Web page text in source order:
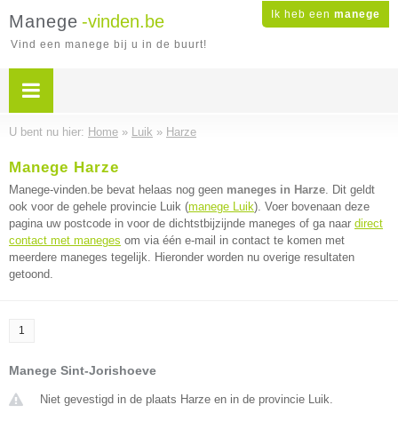
Ik heb een manege
Manege -vinden.be
Vind een manege bij u in de buurt!
U bent nu hier: Home » Luik » Harze
Manege Harze
Manege-vinden.be bevat helaas nog geen maneges in Harze. Dit geldt
ook voor de gehele provincie Luik (manege Luik). Voer bovenaan deze
pagina uw postcode in voor de dichtstbijzijnde maneges of ga naar direct
contact met maneges om via één e-mail in contact te komen met
meerdere maneges tegelijk. Hieronder worden nu overige resultaten
getoond.
1
Manege Sint-Jorishoeve
Niet gevestigd in de plaats Harze en in de provincie Luik.